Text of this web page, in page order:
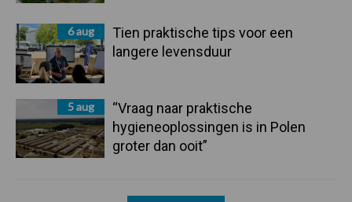
6 aug
Tien praktische tips voor een
langere levensduur
5 aug
“Vraag naar praktische
hygieneoplossingen is in Polen
groter dan ooit”